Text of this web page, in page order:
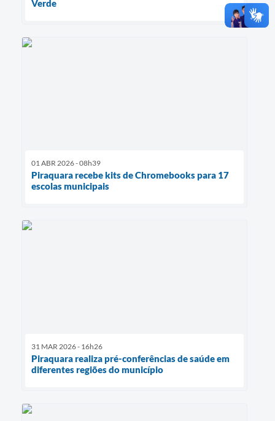
Verde
01 ABR 2026 - 08h39
Piraquara recebe kits de Chromebooks para 17
escolas municipais
31 MAR 2026 - 16h26
Piraquara realiza pré-conferências de saúde em
diferentes regiões do município